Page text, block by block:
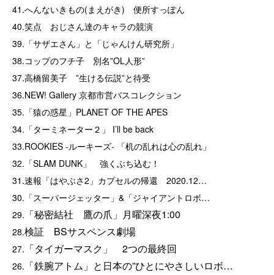
41.へんないきもの(まえがき) 便所すっぽん
40.笑点 おじさん達のキャラの競演
39.「サザエさん」と「じゃんけん研究所」
38.コップのフチ子 別名”OL人形”
37.高橋留美子 ”生ける伝説”と待受
36.NEW! Gallery 京都市営バスコレクション
35.「猿の惑星」PLANET OF THE APES
34.「ターミネーター２」 I’ll be back
33.ROOKIES -ルーキーズ- 「机の乱れは心の乱れ」
32.「SLAM DUNK」 強くぶち込む！
31.速報「はやぶさ2」カプセルの帰還 2020.12…
30.「スーパージェッター」&「ジャイアントロボ…
29. 「秘密結社 鷹の爪」月曜深夜1:00
28.検証 BSサスペンス劇場
27. 「タイガーマスク」 2つの最終回
26. 「鉄腕アトム」と日本の”ひとにやさしいロボ…